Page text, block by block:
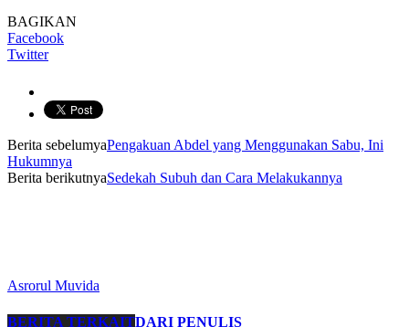
BAGIKAN
Facebook
Twitter
Berita sebelumyaPengakuan Abdel yang Menggunakan Sabu, Ini
Hukumnya
Berita berikutnyaSedekah Subuh dan Cara Melakukannya
Asrorul Muvida
BERITA TERKAITDARI PENULIS